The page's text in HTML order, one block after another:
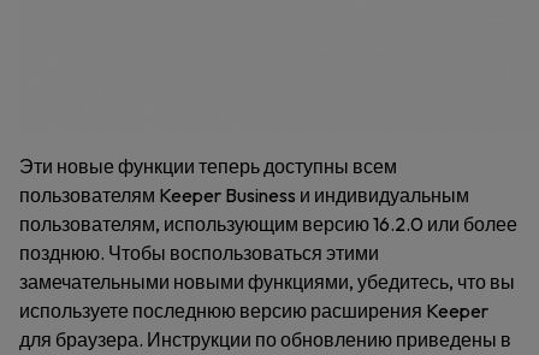
Эти новые функции теперь доступны всем
пользователям Keeper Business и индивидуальным
пользователям, использующим версию 16.2.0 или более
позднюю. Чтобы воспользоваться этими
замечательными новыми функциями, убедитесь, что вы
используете последнюю версию расширения Keeper
для браузера. Инструкции по обновлению приведены в